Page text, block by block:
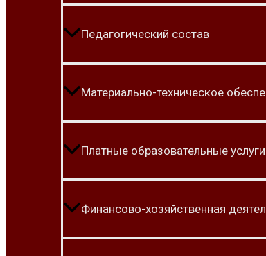
Педагогический состав
Материально-техническое
Платные образовательные услуги
Финансово-хозяйственная